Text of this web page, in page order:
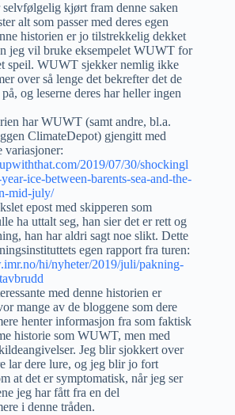
kjørt fram denne saken
alt som passer med deres egen
historien er jo tilstrekkelig dekket
jeg vil bruke eksempelet WUWT for
speil. WUWT sjekker nemlig ikke
over så lenge det bekrefter det de
og leserne deres har heller ingen
har WUWT (samt andre, bl.a.
ClimateDepot) gjengitt med
variasjoner:
2019/07/30/shockingl
ice-between-barents-sea-and-the-
mid-july/
epost med skipperen som
ha uttalt seg, han sier det er rett og
han har aldri sagt noe slikt. Dette
egen rapport fra turen:
hi/nyheter/2019/juli/pakning-
med denne historien er
mange av de bloggene som dere
henter informasjon fra som faktisk
historie som WUWT, men med
Jeg blir sjokkert over
lar dere lure, og jeg blir jo fort
at det er symptomatisk, når jeg ser
jeg har fått fra en del
i denne tråden.